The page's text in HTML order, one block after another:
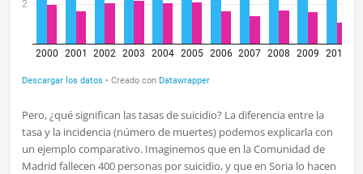
Pero, ¿qué significan las tasas de suicidio? La diferencia entre la
tasa y la incidencia (número de muertes) podemos explicarla con
un ejemplo comparativo. Imaginemos que en la Comunidad de
Madrid fallecen 400 personas por suicidio, y que en Soria lo hacen